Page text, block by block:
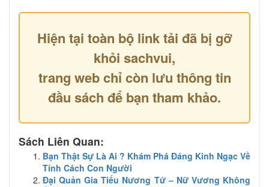
Hiện tại toàn bộ link tải đã bị gỡ
khỏi sachvui,
trang web chỉ còn lưu thông tin
đầu sách để bạn tham khảo.
Sách Liên Quan:
Bạn Thật Sự Là Ai ? Khám Phá Đáng Kinh Ngạc Về
Tính Cách Con Người
Đại Quản Gia Tiểu Nương Tử – Nữ Vương Không